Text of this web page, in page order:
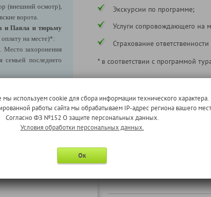
(внешний осмотр),
ворота.
и Павла и тюрьму
на месте)*:
Место захоронения
семьей последнего
некогда сидели
Александр
Экскурсии по программе;
Услуги сопровождающего на
Страхование
* в соответствии с программой
1-местное размещение (по
Надбавка за отправление из
используем cookie для сбора информации технического характера.
работы сайта мы обрабатываем IP-адрес региона вашего
Согласно ФЗ №152 О защите персональных данных.
Условия обработки персональных данных.
Ок